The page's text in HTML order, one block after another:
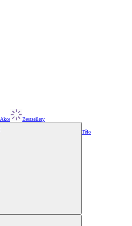
Akce Bestsellery
Tělo